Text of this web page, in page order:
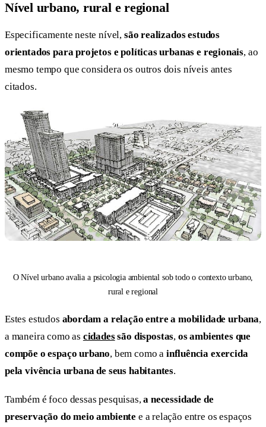
Nível urbano, rural e regional
Especificamente neste nível, são realizados estudos
orientados para projetos e políticas urbanas e regionais, ao
mesmo tempo que considera os outros dois níveis antes
citados.
O Nível urbano avalia a psicologia ambiental sob todo o contexto urbano,
rural e regional
Estes estudos abordam a relação entre a mobilidade urbana,
a maneira como as cidadessão dispostas, os ambientes que
compõe o espaço urbano, bem como a influência exercida
pela vivência urbana de seus habitantes.
Também é foco dessas pesquisas,a necessidade de
preservação do meio ambiente e a relação entre os espaços